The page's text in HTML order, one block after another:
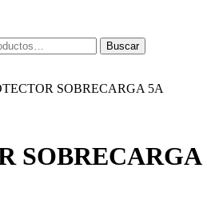
Buscar
SOBRECARGA 5A
SOBRECARGA